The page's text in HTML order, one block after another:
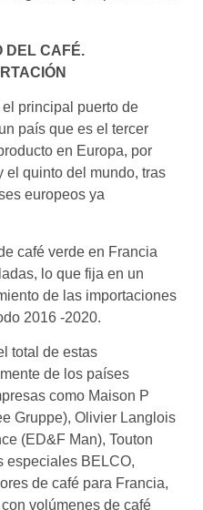
DEL CAFÉ.
principal puerto de
país que es el tercer
en Europa, por
el quinto del mundo, tras
europeos ya
café verde en Francia
lo que fija en un
de las importaciones
2016 -2020.
total de estas
de los países
como Maison P
Gruppe), Olivier Langlois
(ED&F Man), Touton
especiales BELCO,
de café para Francia,
volúmenes de café